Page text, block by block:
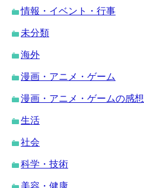
情報・イベント・行事
未分類
海外
漫画・アニメ・ゲーム
漫画・アニメ・ゲームの感想
生活
社会
科学・技術
美容・健康